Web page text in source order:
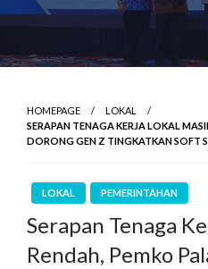
HOMEPAGE
LOKAL
SERAPAN TENAGA KERJA LOKAL
DORONG GEN Z TINGKATKAN SOFT
LOKAL PEMERINTAHAN
Serapan Tenaga
Rendah, Pemko